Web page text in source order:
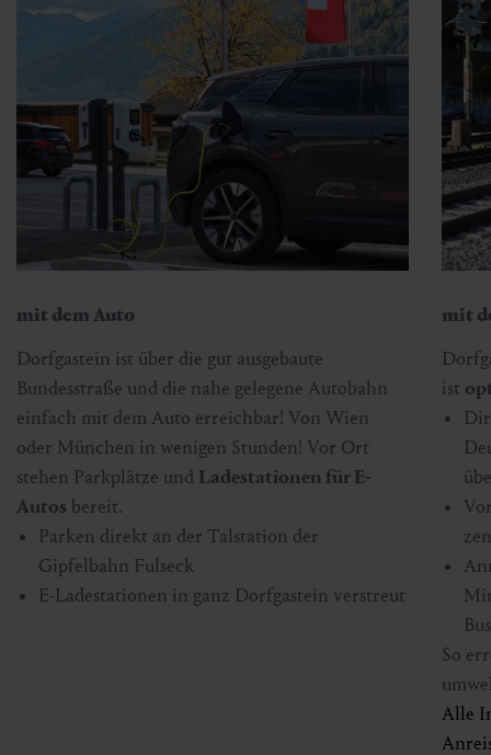
mit dem Auto
Dorfgastein ist über die gut ausgebaute
Bundesstraße und die nahe gelegene Autobahn
einfach mit dem Auto erreichbar! Von Wien
oder München in wenigen Stunden! Vor Ort
stehen Parkplätze und Ladestationen für E-
Autos bereit.
Parken direkt an der Talstation der
Gipfelbahn Fulseck
E-Ladestationen in ganz Dorfgastein verstreut
mit
ist
So
Alle